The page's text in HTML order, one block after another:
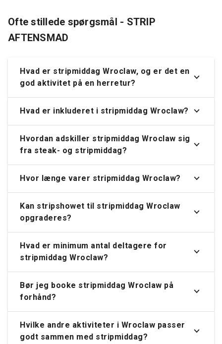
Ofte stillede spørgsmål - STRIP
AFTENSMAD
Hvad er stripmiddag Wroclaw, og er det en
god aktivitet på en herretur?
Hvad er inkluderet i stripmiddag Wroclaw?
Hvordan adskiller stripmiddag Wroclaw sig
fra steak- og stripmiddag?
Hvor længe varer stripmiddag Wroclaw?
Kan stripshowet til stripmiddag Wroclaw
opgraderes?
Hvad er minimum antal deltagere for
stripmiddag Wroclaw?
Bør jeg booke stripmiddag Wroclaw på
forhånd?
Hvilke andre aktiviteter i Wroclaw passer
godt sammen med stripmiddag?